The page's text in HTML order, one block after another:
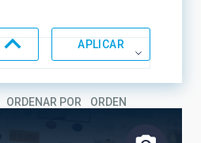
ORDENAR POR ORDEN